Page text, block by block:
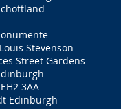
Stevenson
Street Gardens
EH2 3AA
Edinburgh